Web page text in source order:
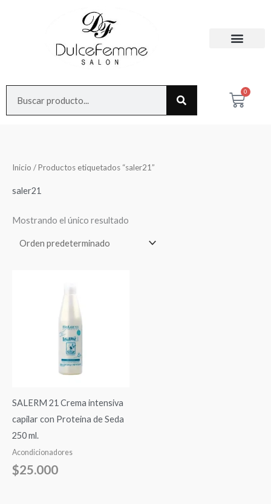
0
Cart
Inicio / Productos etiquetados “saler21”
saler21
Mostrando el único resultado
SALERM 21 Crema intensiva
capilar con Proteina de Seda
250 ml.
Acondicionadores
$25.000